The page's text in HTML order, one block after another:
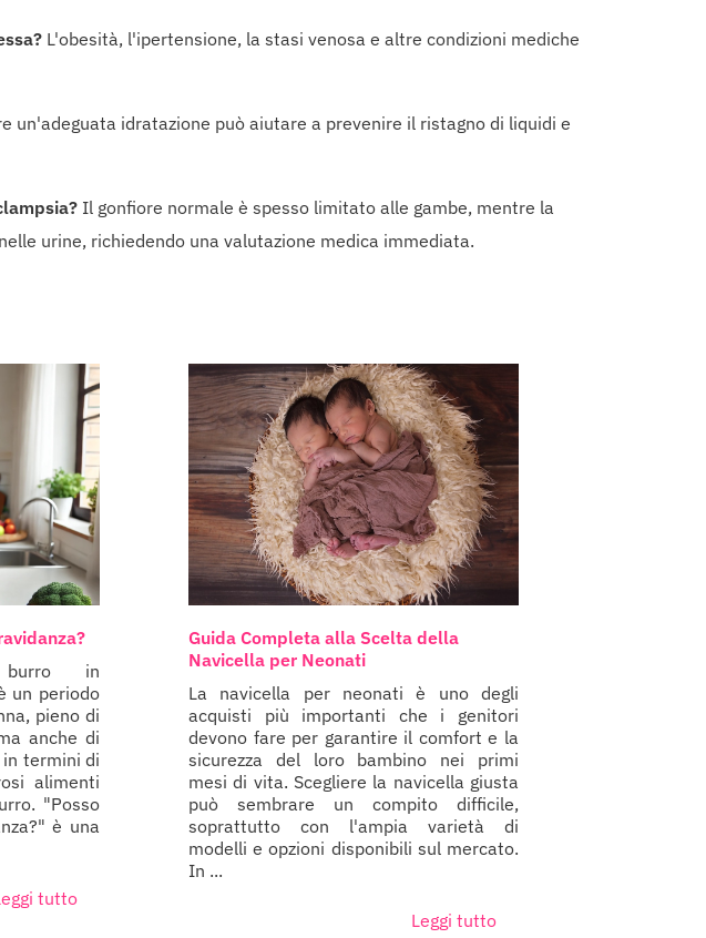
L'obesità, l'ipertensione, la stasi venosa e altre condizioni mediche
un'adeguata idratazione può aiutare a prevenire il ristagno di liquidi e
Il gonfiore normale è spesso limitato alle gambe, mentre la
urine, richiedendo una valutazione medica immediata.
in
un periodo
pieno di
anche di
termini di
alimenti
"Posso
è una
tutto
Guida Completa alla Scelta della
Navicella per Neonati
La navicella per neonati è uno degli
acquisti più importanti che i genitori
devono fare per garantire il comfort e la
sicurezza del loro bambino nei primi
mesi di vita. Scegliere la navicella giusta
può sembrare un compito difficile,
soprattutto con l'ampia varietà di
modelli e opzioni disponibili sul mercato.
In ...
Leggi tutto